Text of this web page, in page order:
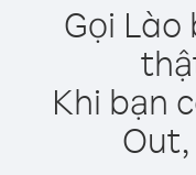
Gọi
Khi bạn